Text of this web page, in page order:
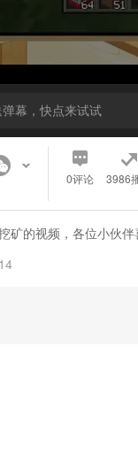
幕，快点来试试
0评论 3986
矿的视频，各位小伙